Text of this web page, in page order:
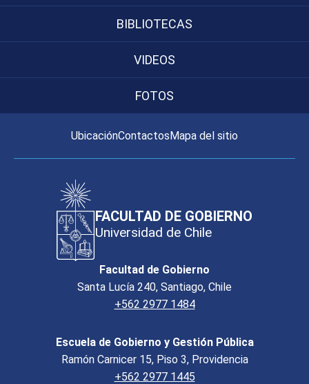
BIBLIOTECAS
VIDEOS
FOTOS
UbicaciónContactosMapa del sitio
FACULTAD DE GOBIERNO
Universidad de Chile
Facultad de Gobierno
Santa Lucía 240, Santiago, Chile
+562 2977 1484
Escuela de Gobierno y Gestión Pública
Ramón Carnicer 15, Piso 3, Providencia
+562 2977 1445